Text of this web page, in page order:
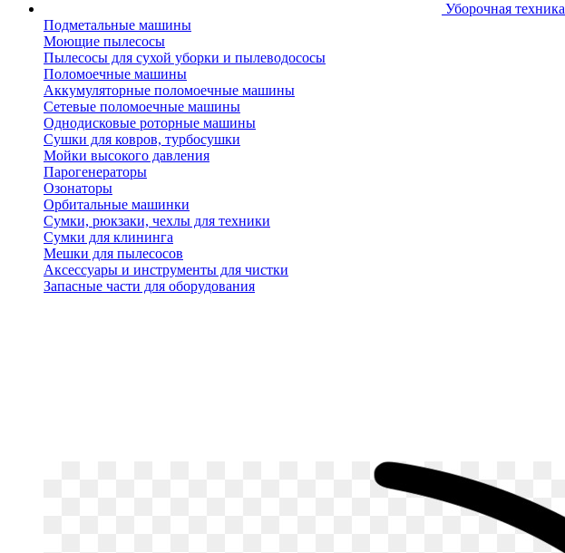
Уборочная техника
Подметальные машины
Моющие пылесосы
Пылесосы для сухой уборки и пылеводососы
Поломоечные машины
Аккумуляторные поломоечные машины
Сетевые поломоечные машины
Однодисковые роторные машины
Сушки для ковров, турбосушки
Мойки высокого давления
Парогенераторы
Озонаторы
Орбитальные машинки
Сумки, рюкзаки, чехлы для техники
Сумки для клининга
Мешки для пылесосов
Аксессуары и инструменты для чистки
Запасные части для оборудования